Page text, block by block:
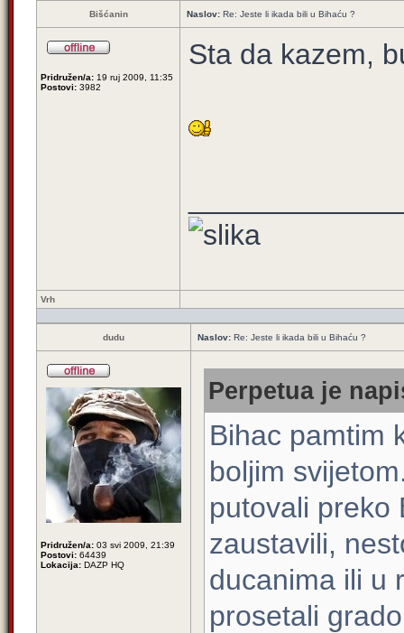
Bišćanin Naslov: Re: Jeste li ikada bili u Bihaću ?
Pridružen/a: 19 ruj 2009, 11:35
Postovi: 3982
Sta da kazem,
Vrh
dudu Naslov: Re: Jeste li ikada bili u Bihaću ?
Pridružen/a: 03 svi 2009, 21:39
Postovi: 64439
Lokacija: DAZP HQ
Perpetua je
Bihac pamtim
boljim
putovali preko
zaustavili,
ducanima ili u
prosetali